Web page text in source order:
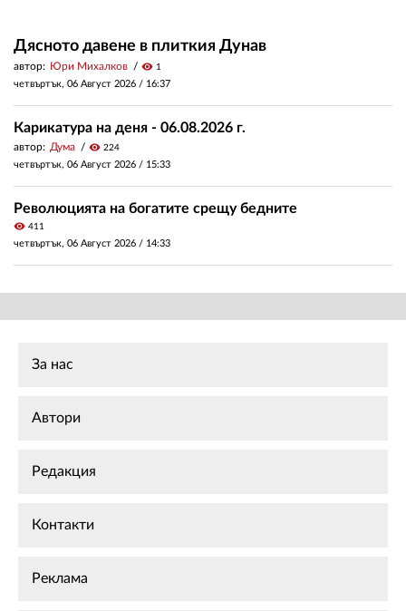
Дясното давене в плиткия Дунав
автор: Юри Михалков visibility 1
четвъртък, 06 Август 2026 / 16:37
Карикатура на деня - 06.08.2026 г.
автор: Дума visibility 224
четвъртък, 06 Август 2026 / 15:33
Революцията на богатите срещу бедните
visibility 411
четвъртък, 06 Август 2026 / 14:33
За нас
Автори
Редакция
Контакти
Реклама